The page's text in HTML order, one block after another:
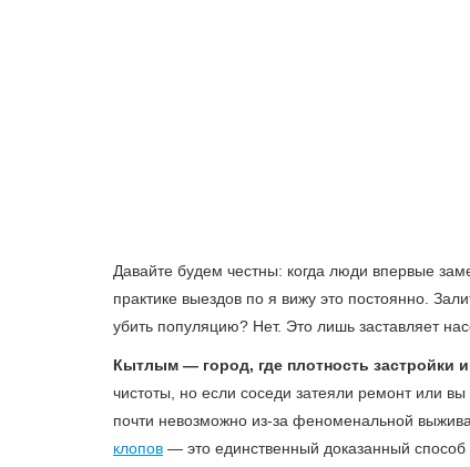
Давайте будем честны: когда люди впервые
практике выездов по я вижу это постоянно.
убить популяцию? Нет. Это лишь заставляет
Кытлым — город, где плотность застройки
чистоты, но если соседи затеяли ремонт или
почти невозможно из-за феноменальной
клопов — это единственный доказанный способ